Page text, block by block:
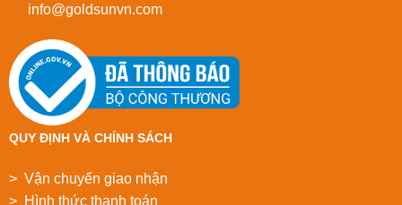
info@goldsunvn.com
QUY ĐỊNH VÀ CHÍNH SÁCH
> Vận chuyển giao nhận
> Hình thức thanh toán